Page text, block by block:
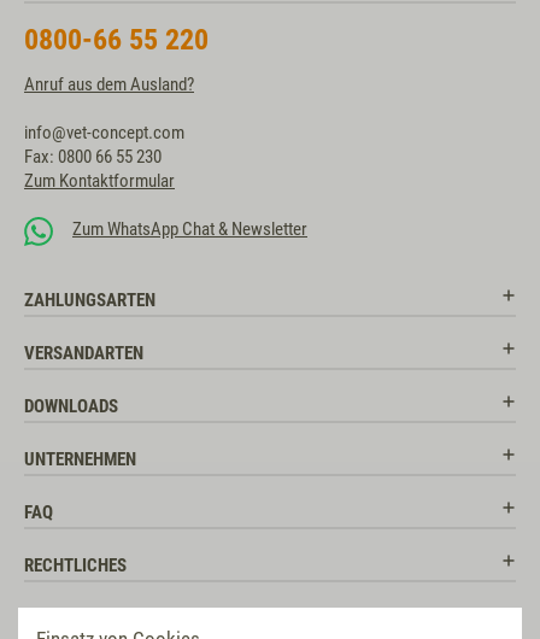
0800-66 55 220
Anruf aus dem Ausland?
info@vet-concept.com
Fax: 0800 66 55 230
Zum Kontaktformular
Zum WhatsApp Chat & Newsletter
ZAHLUNGSARTEN
VERSANDARTEN
DOWNLOADS
UNTERNEHMEN
FAQ
RECHTLICHES